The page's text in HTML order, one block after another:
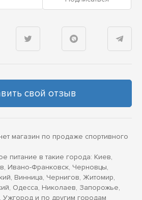
свой отзыв
магазин по продаже спортивного
питание в такие города: Киев,
Ивано-Франковск, Черновцы,
Винница, Чернигов, Житомир,
Одесса, Николаев, Запорожье,
и по другим городам